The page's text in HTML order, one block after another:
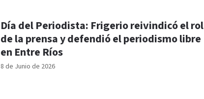
8 de Junio de 2026
Día del Periodista: Frigerio reivindicó el rol
de la prensa y defendió el periodismo libre
en Entre Ríos